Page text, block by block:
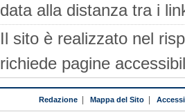
data alla distanza tra i
Il sito è realizzato nel
richiede pagine
Redazione| Mappa del Sito|